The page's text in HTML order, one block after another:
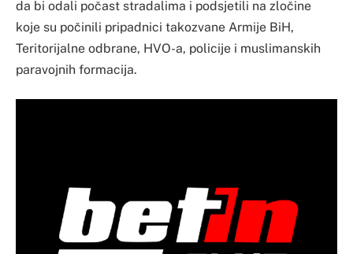
da bi odali počast stradalima i podsjetili na zločine
koje su počinili pripadnici takozvane Armije BiH,
Teritorijalne odbrane, HVO-a, policije i muslimanskih
paravojnih formacija.